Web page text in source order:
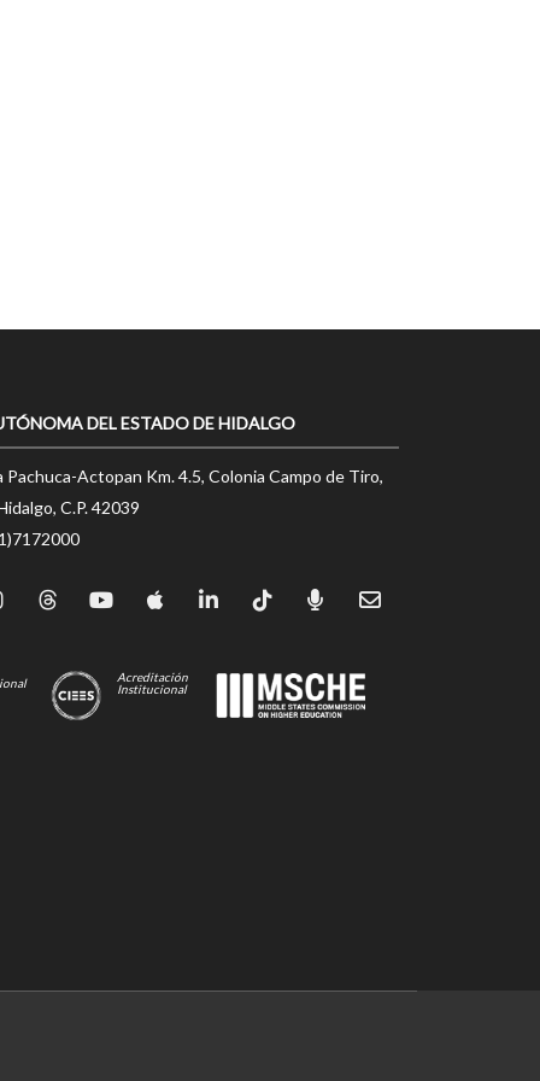
DEL ESTADO DE HIDALGO
Actopan Km. 4.5, Colonia Campo de Tiro,
C.P. 42039
Acreditación
Institucional